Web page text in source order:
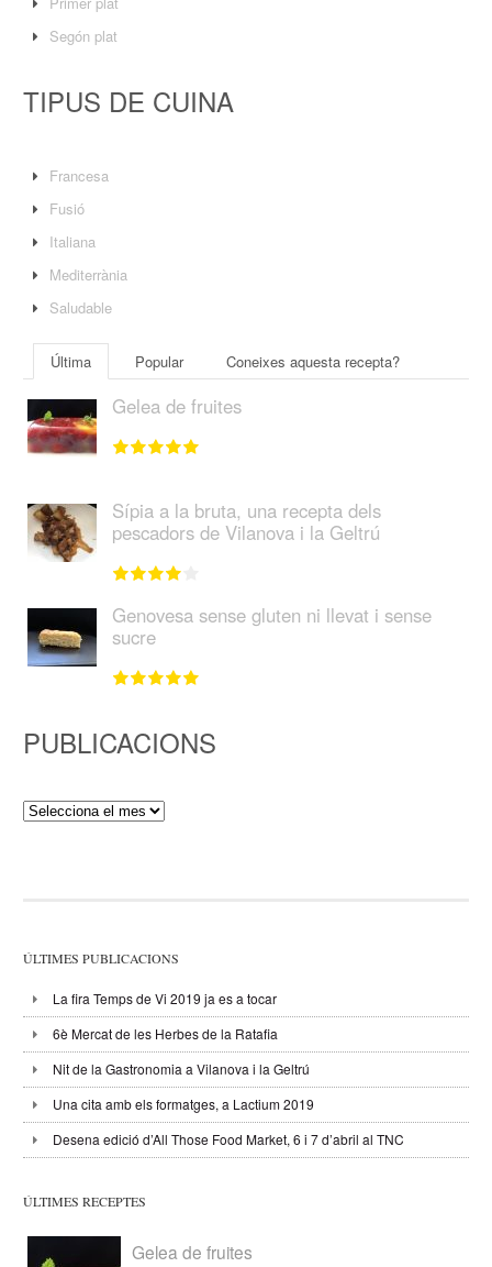
Segón plat
TIPUS DE CUINA
Francesa
Fusió
Italiana
Mediterrània
Saludable
Última Popular Coneixes aquesta recepta?
Gelea de fruites
Sípia a la bruta, una recepta dels
pescadors de Vilanova i la Geltrú
Genovesa sense gluten ni llevat i sense
sucre
PUBLICACIONS
Publicacions
ÚLTIMES PUBLICACIONS
La fira Temps de Vi 2019 ja es a tocar
6è Mercat de les Herbes de la Ratafia
Nit de la Gastronomia a Vilanova i la Geltrú
Una cita amb els formatges, a Lactium 2019
Desena edició d’All Those Food Market, 6 i 7 d’abril al TNC
ÚLTIMES RECEPTES
Gelea de fruites